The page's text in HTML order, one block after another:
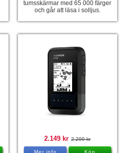
tumsskärmar med 65 000 färger
och går att läsa i solljus.
2.149 kr 2.299 kr